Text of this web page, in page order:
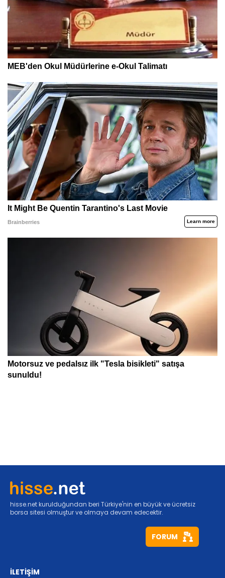
hisse.net kurulduğundan beri Türkiye'nin en büyük ve ücretsiz
borsa sitesi olmuştur ve olmaya devam edecektir.
FORUM
İLETİŞİM